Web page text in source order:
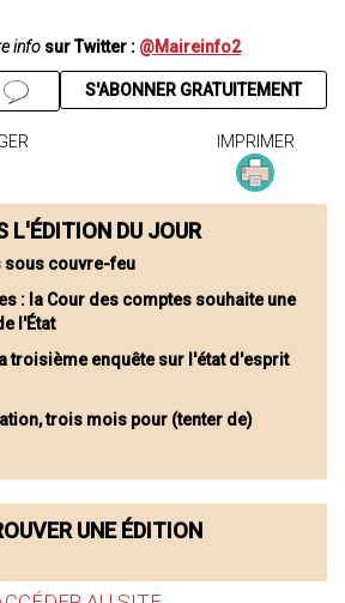
info sur Twitter : @Maireinfo2
S'ABONNER GRATUITEMENT
IMPRIMER
L'ÉDITION DU JOUR
sous couvre-feu
: la Cour des comptes souhaite une
l'État
troisième enquête sur l'état d'esprit
trois mois pour (tenter de)
UNE ÉDITION